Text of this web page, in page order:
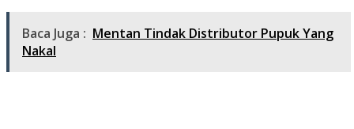
Baca Juga : Mentan Tindak Distributor Pupuk Yang
Nakal